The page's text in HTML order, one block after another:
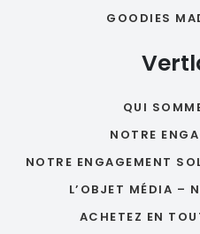
GOODIES
QUI
NOTRE
NOTRE ENGAGEMENT
L’OBJET MÉDIA –
ACHETEZ EN